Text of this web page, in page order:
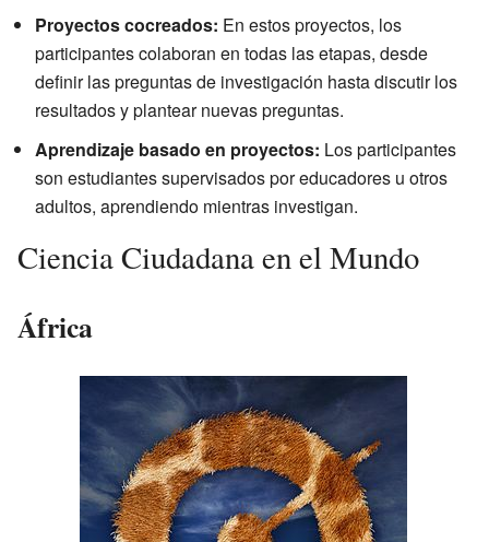
Proyectos cocreados: En estos proyectos, los
participantes colaboran en todas las etapas, desde
definir las preguntas de investigación hasta discutir los
resultados y plantear nuevas preguntas.
Aprendizaje basado en proyectos: Los participantes
son estudiantes supervisados por educadores u otros
adultos, aprendiendo mientras investigan.
Ciencia Ciudadana en el Mundo
África